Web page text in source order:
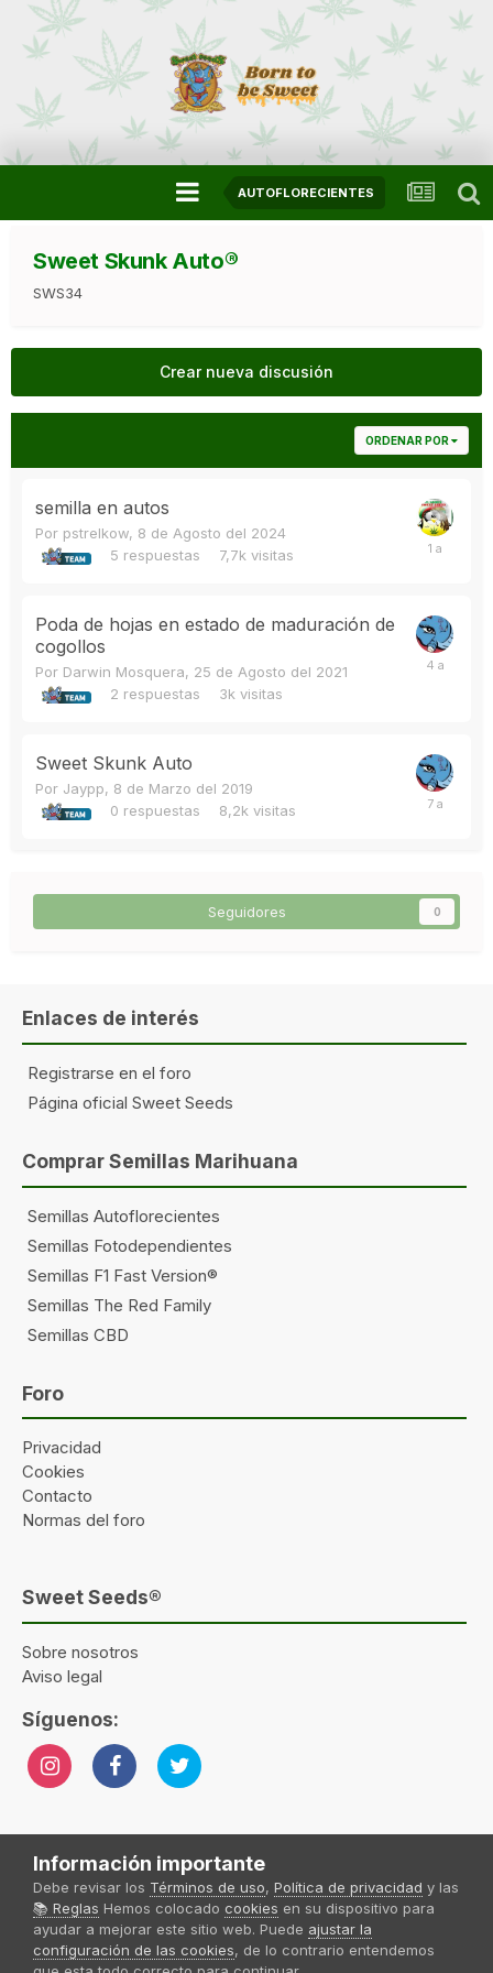
AUTOFLORECIENTES
Sweet Skunk Auto®
SWS34
Crear nueva discusión
ORDENAR POR
semilla en autos
Por pstrelkow, 8 de Agosto del 2024
5 respuestas 7,7k visitas
Poda de hojas en estado de maduración de
cogollos
Por Darwin Mosquera, 25 de Agosto del 2021
2 respuestas 3k visitas
Sweet Skunk Auto
Por Jaypp, 8 de Marzo del 2019
0 respuestas 8,2k visitas
Seguidores 0
Enlaces de interés
Registrarse en el foro
Página oficial Sweet Seeds
Comprar Semillas Marihuana
Semillas Autoflorecientes
Semillas Fotodependientes
Semillas F1 Fast Version®
Semillas The Red Family
Semillas CBD
Foro
Privacidad
Cookies
Contacto
Normas del foro
Sweet Seeds®
Sobre nosotros
Aviso legal
Síguenos:
Idioma Tema Política de privacidad
Sweet Seeds® 2024
Powered by Invision Community
Forum Sweet Seeds® bySweet Seeds S.L
Información importante
Debe revisar los Términos de uso, Política de privacidad y las
📚 Reglas Hemos colocado cookies en su dispositivo para
ayudar a mejorar este sitio web. Puede ajustar la
configuración de las cookies, de lo contrario entendemos